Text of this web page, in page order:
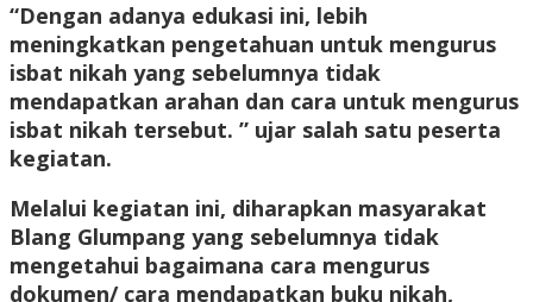
“Dengan adanya edukasi ini, lebih
meningkatkan pengetahuan untuk mengurus
isbat nikah yang sebelumnya tidak
mendapatkan arahan dan cara untuk mengurus
isbat nikah tersebut. ” ujar salah satu peserta
kegiatan.
Melalui kegiatan ini, diharapkan masyarakat
Blang Glumpang yang sebelumnya tidak
mengetahui bagaimana cara mengurus
dokumen/ cara mendapatkan buku nikah,